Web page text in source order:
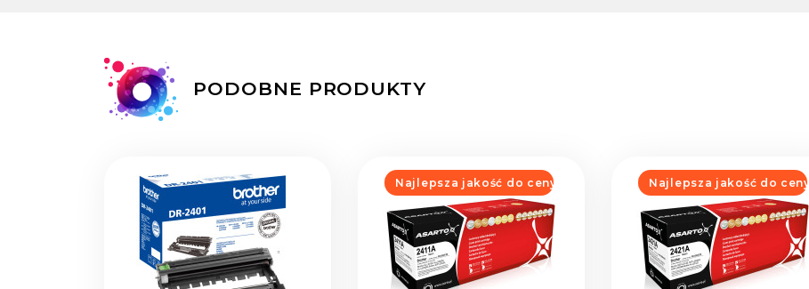
PODOBNE PRODUKTY
Najlepsza jakość do ceny Najlepsza jakość do ceny